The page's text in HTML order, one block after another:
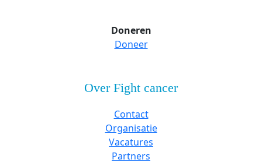
Doneren
Doneer
Over Fight cancer
Contact
Organisatie
Vacatures
Partners